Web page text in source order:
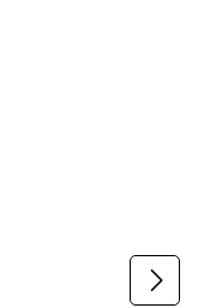
zurzeit nicht verfügbar.)